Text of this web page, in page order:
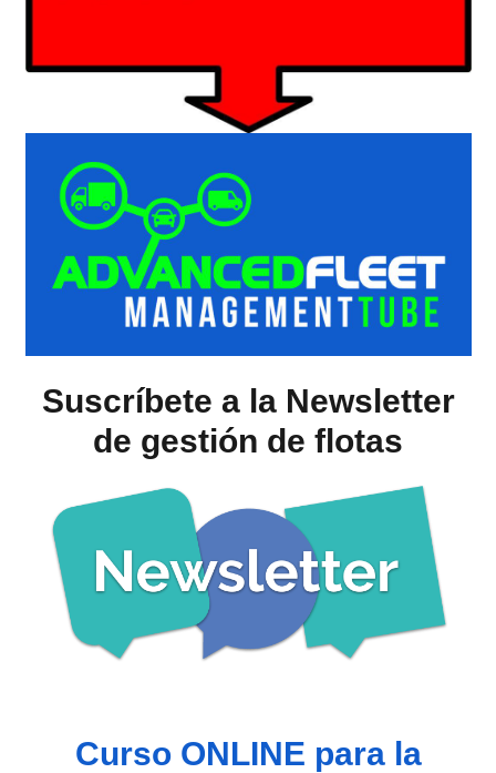
Suscríbete a la Newsletter
de gestión de flotas
Curso ONLINE para la